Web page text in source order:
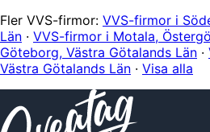
Fler VVS-firmor: VVS-firmor i
Län · VVS-firmor i Motala,
Göteborg, Västra Götalands Län ·
Västra Götalands Län · Visa alla